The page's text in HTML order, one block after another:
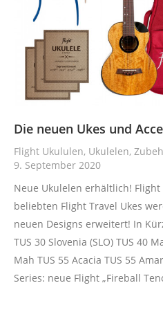
Die neuen Ukes und
Flight Ukululen, Ukulelen,
9. September 2020
Neue Ukulelen erhältlich! Flight
beliebten Flight Travel Ukes
neuen Designs erweitert! In
TUS 30 Slovenia (SLO) TUS 40
Mah TUS 55 Acacia TUS 55
Series: neue Flight „Fireball